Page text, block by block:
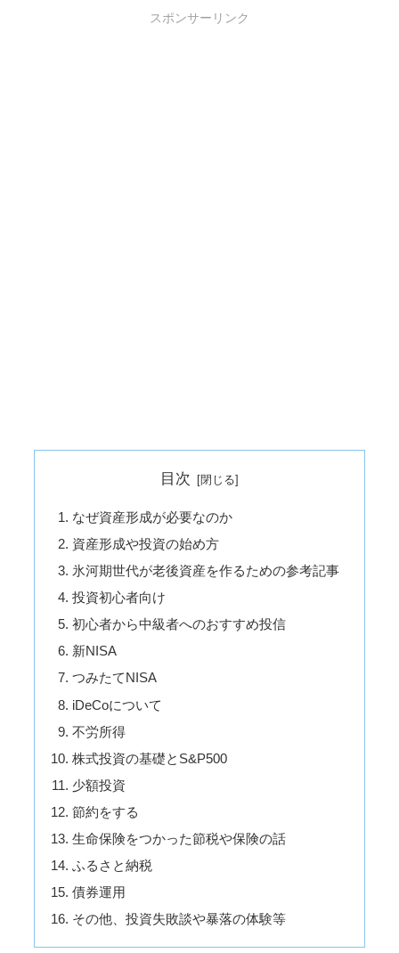
スポンサーリンク
目次
なぜ資産形成が必要なのか
資産形成や投資の始め方
氷河期世代が老後資産を作るための参考記事
投資初心者向け
初心者から中級者へのおすすめ投信
新NISA
つみたてNISA
iDeCoについて
不労所得
株式投資の基礎とS&P500
少額投資
節約をする
生命保険をつかった節税や保険の話
ふるさと納税
債券運用
その他、投資失敗談や暴落の体験等